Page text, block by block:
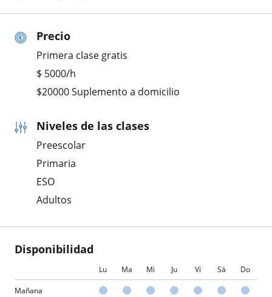
Precio
Primera clase gratis
$ 5000/h
$20000 Suplemento a domicilio
Niveles de las clases
Preescolar
Primaria
ESO
Adultos
Disponibilidad
Lu Ma Mi Ju Vi Sá Do
Mañana